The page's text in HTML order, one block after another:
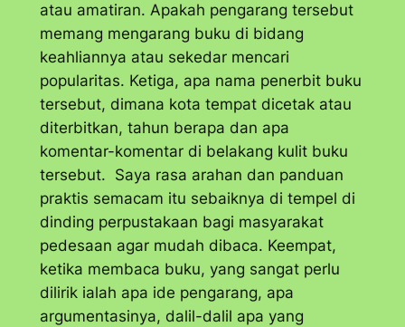
atau amatiran. Apakah pengarang tersebut
memang mengarang buku di bidang
keahliannya atau sekedar mencari
popularitas. Ketiga, apa nama penerbit buku
tersebut, dimana kota tempat dicetak atau
diterbitkan, tahun berapa dan apa
komentar-komentar di belakang kulit buku
tersebut. Saya rasa arahan dan panduan
praktis semacam itu sebaiknya di tempel di
dinding perpustakaan bagi masyarakat
pedesaan agar mudah dibaca. Keempat,
ketika membaca buku, yang sangat perlu
dilirik ialah apa ide pengarang, apa
argumentasinya, dalil-dalil apa yang